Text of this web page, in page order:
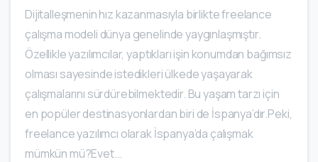
Dijitalleşmenin hız kazanmasıyla birlikte freelance
çalışma modeli dünya genelinde yaygınlaşmıştır.
Özellikle yazılımcılar, yaptıkları işin konumdan bağımsız
olması sayesinde istedikleri ülkede yaşayarak
çalışmalarını sürdürebilmektedir. Bu yaşam tarzı için
en popüler destinasyonlardan biri de İspanya’dır.Peki,
freelance yazılımcı olarak İspanya’da çalışmak
mümkün mü?Evet...